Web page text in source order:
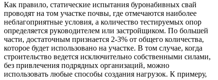
Как правило, статические испытания буронабивных свай
проводят на том участке почвы, где отмечаются наиболее
неблагоприятные условия, а количество тестируемых опор
определяется руководителем или застройщиком. По большей
части, достаточным признается 2-3% от общего количества,
которое будет использовано на участке. В том случае, когда
строительство ведется исключительно собственными силами,
без привлечения подрядных организаций, можно
использовать любые способы создания нагрузок. К примеру,